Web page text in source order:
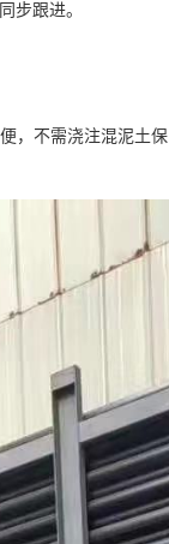
步跟进。
，不需浇注混泥土保